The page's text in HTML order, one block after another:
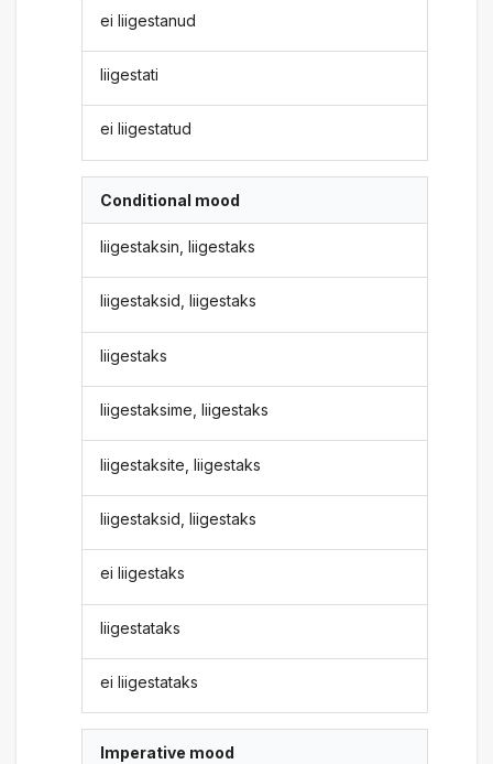
ei liigestanud
liigestati
ei liigestatud
Conditional mood
liigestaksin, liigestaks
liigestaksid, liigestaks
liigestaks
liigestaksime, liigestaks
liigestaksite, liigestaks
liigestaksid, liigestaks
ei liigestaks
liigestataks
ei liigestataks
Imperative mood